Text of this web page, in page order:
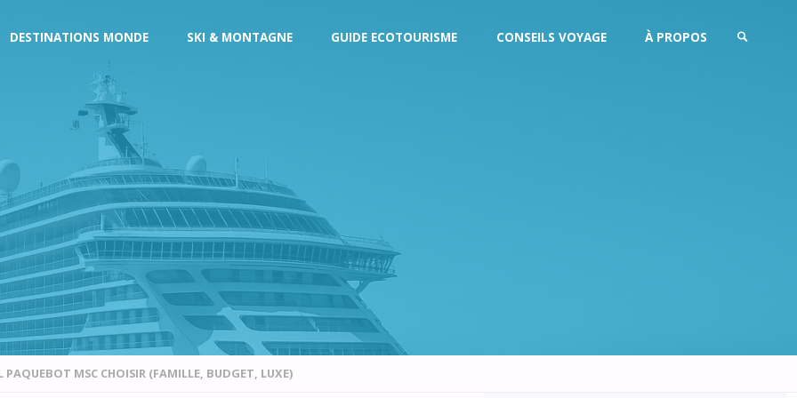
DESTINATIONS MONDE SKI & MONTAGNE GUIDE ECOTOURISME CONSEILS VOYAGE À PROPOS
PAQUEBOT MSC CHOISIR (FAMILLE, BUDGET, LUXE)